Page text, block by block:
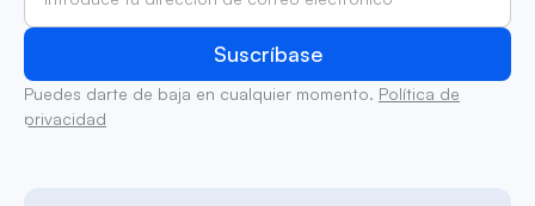
Puedes darte de baja en cualquier momento. Política de
privacidad